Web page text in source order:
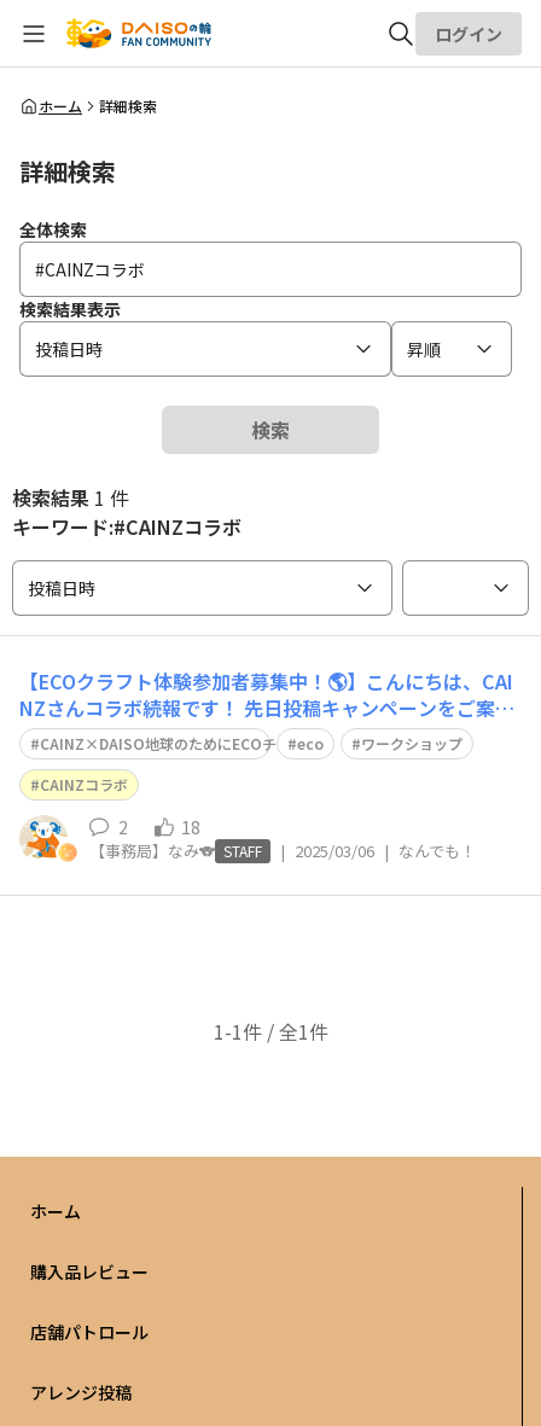
全体検索
ログイン
ホーム 詳細検索
詳細検索
全体検索
検索結果表示
投稿日時
昇順
検索
検索結果 1 件
キーワード:#CAINZコラボ
投稿日時
【ECOクラフト体験参加者募集中！🌎】こんにちは、CAI
NZさんコラボ続報です！ 先日投稿キャンペーンをご案内
したDAISOの輪×CAINZ DIY squareコラボですが、本日
はワークショップ企画をご紹介いたします。 zoomで開催
する20名限定のオンラインワークショップと どなたでも
ご参加いた
CAINZ×DAISO地球のためにECOチャレンジ
eco
ワークショップ
CAINZコラボ
2 18
【事務局】なみ🐨 STAFF | 2025/03/06 | なんでも！
1-1件 / 全1件
ホーム
購入品レビュー
店舗パトロール
アレンジ投稿